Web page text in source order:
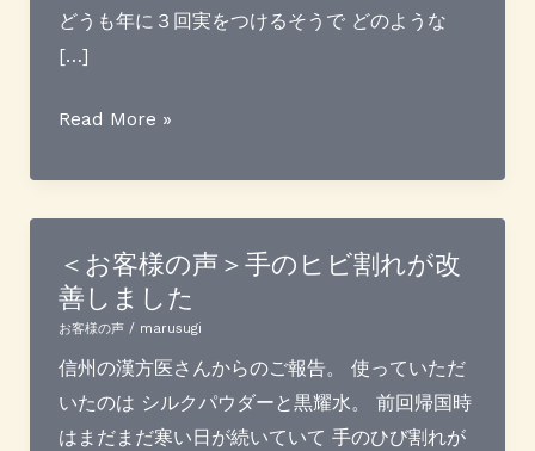
どうも年に３回実をつけるそうで どのような
[…]
マ
ゴ
ー
を
植
え
て
み
ま
Read More »
＜お客様の声＞手のヒビ割れが改
善しました
お客様の声/ marusugi
信州の漢方医さんからのご報告。 使っていただ
いたのは シルクパウダーと黒耀水。 前回帰国時
はまだまだ寒い日が続いていて 手のひび割れが